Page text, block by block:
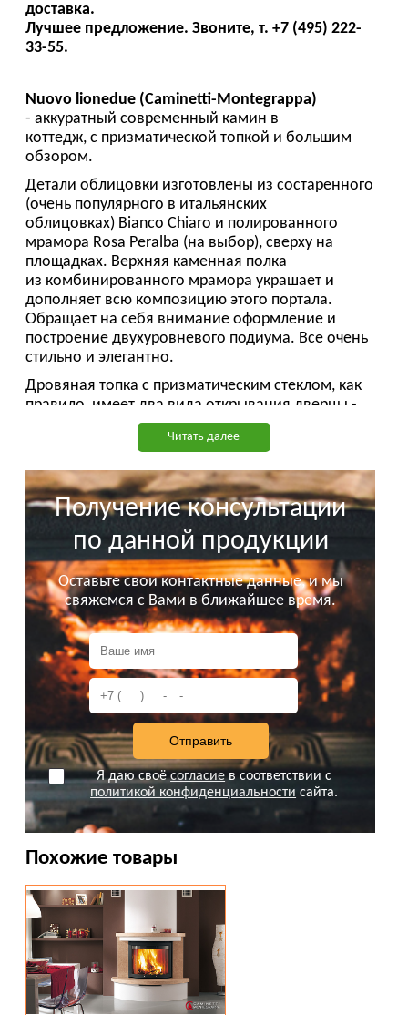
доставка.
Лучшее предложение. Звоните, т. +7 (495) 222-
33-55.
Nuovo lionedue (Caminetti-Montegrappa)
- аккуратный современный камин в
коттедж, с призматической топкой и большим
обзором.
Детали облицовки изготовлены из состаренного
(очень популярного в итальянских
облицовках) Bianco Chiaro и полированного
мрамора Rosa Peralba (на выбор), сверху на
площадках. Верхняя каменная полка
из комбинированного мрамора украшает и
дополняет всю композицию этого портала.
Обращает на себя внимание оформление и
построение двухуровневого подиума. Все очень
стильно и элегантно.
Дровяная топка с призматическим стеклом, как
правило, имеет два вида открывания дверцы -
вверх и вбок, что особенно удобно для
любителей открытого огня в камине. В более
только с боковым открыванием.
Возможно изготовление портала для камина из
других пород натурального камня, изменение
габаритных размеров каминной облицовки,
внесение изменений в дизайн камина, установка
дровяной топки на выбор заказчика и адаптацию
под биокамины и электрические камины.
Срок изготовления и поставки камина Nuovo
lionedue:
наличие на складе.
Примеры установки пристенных каминов под
ключ, вы можете посмотреть в разделе : Камины
фото. Наши проекты.
Осуществляем поставку камина в любой регион
России, Казахстан, Украину, Беларусь.
Выполняем все работы по монтажу (шеф-монтаж)
камина с гарантией и "под ключ".
Вся представленная на сайте информация не
является публичной офертой.
Читать далее
Получение консультации
по данной продукции
Оставьте свои контактные данные, и мы
свяжемся с Вами в ближайшее время.
Я даю своёсогласиев соответствии с
политикой конфиденциальности сайта.
Похожие товары